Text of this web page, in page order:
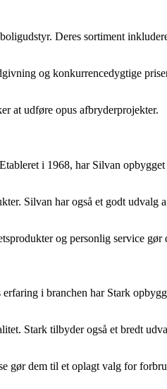
Deres sortiment
og konkurrencedygtige
at udføre opus afbryderprojekter.
i 1968, har Silvan
Silvan har også et godt
og personlig service
i branchen har Stark
Stark tilbyder også et bredt
gør dem til et oplagt valg for